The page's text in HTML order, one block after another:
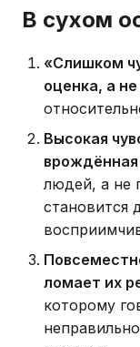
В сухом
«Слишком
оценка, а
Высокая
врождённая
людей, а не
становится
ломает их
которому